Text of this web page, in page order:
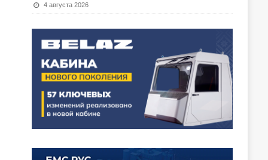
4 августа 2026